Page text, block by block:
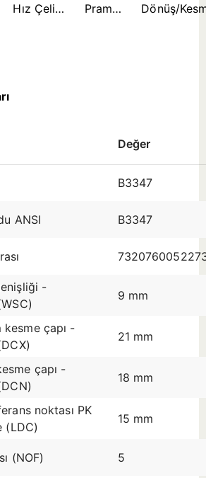
Hız Çeliği
Pramet
Dönüş/
Değer
B3347
ANSI B3347
-
9 mm
kesme çapı -
21 mm
çapı -
18 mm
noktası PK
(LDC)
15 mm
(NOF) 5